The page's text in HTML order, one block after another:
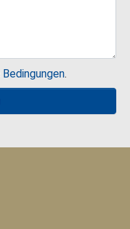
Bedingungen.